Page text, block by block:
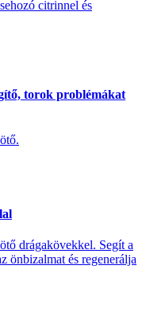
citrinnel és
torok problémákat
drágakövekkel. Segít a
önbizalmat és regenerálja